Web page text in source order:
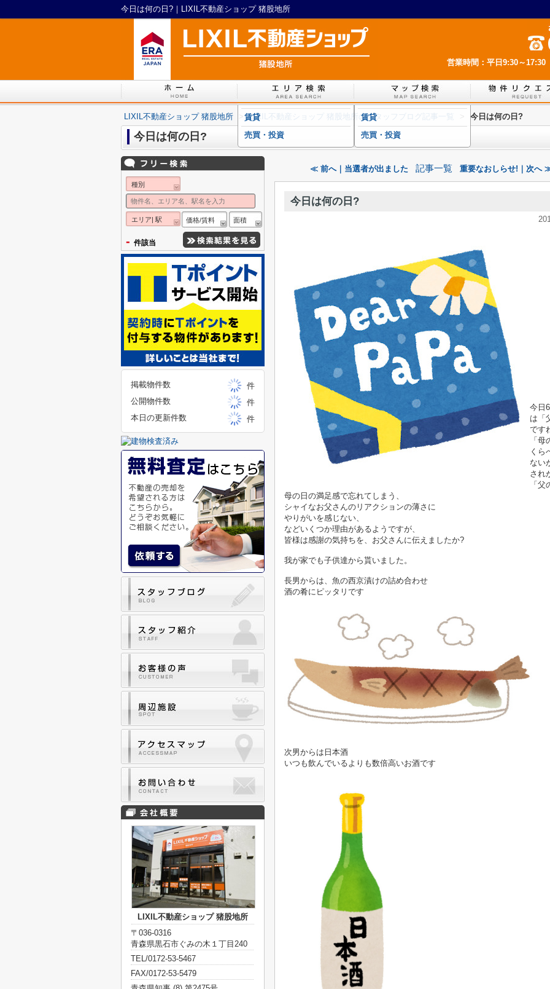
今日は何の日?｜LIXIL不動産ショップ 猪股地所
営業時間：平日9:30～
賃貸
売買・投資
賃貸
売買・投資
LIXIL不動産ショップ 猪股地所 LIXIL不動産ショップ 猪股地所のスタッフブログ記事一覧 今日は何の日?
今日は何の日?
≪ 前へ｜当選者が出ました 記事一覧 重要なおしらせ!｜次へ
今日は何の日?
今日
は「
です
「
くら
ない
され
「
母の日の満足感で忘れてしまう、
シャイなお父さんのリアクションの薄さに
やりがいを感じない、
などいくつか理由があるようですが、
皆様は感謝の気持ちを、お父さんに伝えましたか?
我が家でも子供達から貰いました。
長男からは、魚の西京漬けの詰め合わせ
酒の肴にピッタリです
次男からは日本酒
いつも飲んでいるよりも数倍高いお酒です
種別
エリア| 駅 価格/賃料 面積
- 件該当
掲載物件数
件
公開物件数
件
本日の更新件数
件
LIXIL不動産ショップ 猪股地所
〒036-0316
青森県黒石市ぐみの木１丁目240
TEL/0172-53-5467
FAX/0172-53-5479